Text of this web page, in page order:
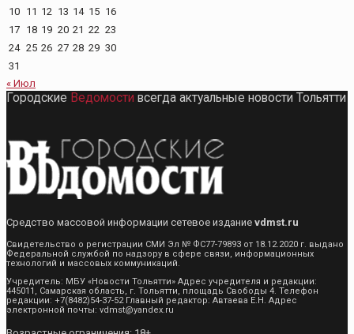
10 11 12 13 14 15 16
17 18 19 20 21 22 23
24 25 26 27 28 29 30
31
« Июл
Городские Ведомости всегда актуальные новости Тольятти
Средство массовой информации сетевое издание vdmst.ru
Свидетельство о регистрации СМИ Эл № ФС77-79893 от 18.12.2020 г. выдано
Федеральной службой по надзору в сфере связи, информационных
технологий и массовых коммуникаций.
Учредитель: МБУ «Новости Тольятти» Адрес учредителя и редакции:
445011, Самарская область, г. Тольятти, площадь Свободы 4. Телефон
редакции: +7(8482)54-37-52 Главный редактор: Автаева Е.Н. Адрес
электронной почты: vdmst@yandex.ru